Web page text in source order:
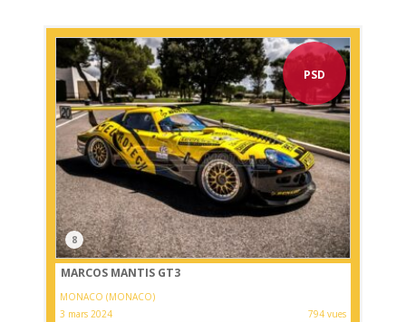
PSD
8
MARCOS MANTIS GT3
MONACO (MONACO)
3 mars 2024
794 vues